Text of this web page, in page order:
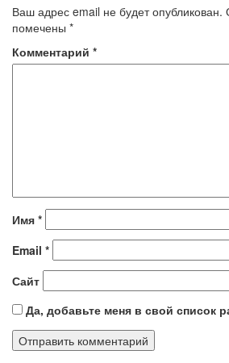
Ваш адрес email не будет опубликован.
помечены *
Комментарий *
Имя *
Email *
Сайт
Да, добавьте меня в свой список